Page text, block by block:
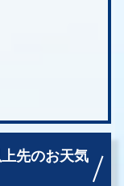
先のお天気